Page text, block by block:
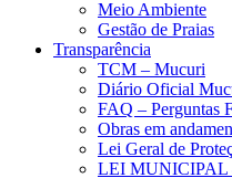
Meio Ambiente
Gestão de Praias
Transparência
TCM – Mucuri
Diário Oficial
FAQ – Perguntas
Obras em
Lei Geral de
LEI MUNICIPAL